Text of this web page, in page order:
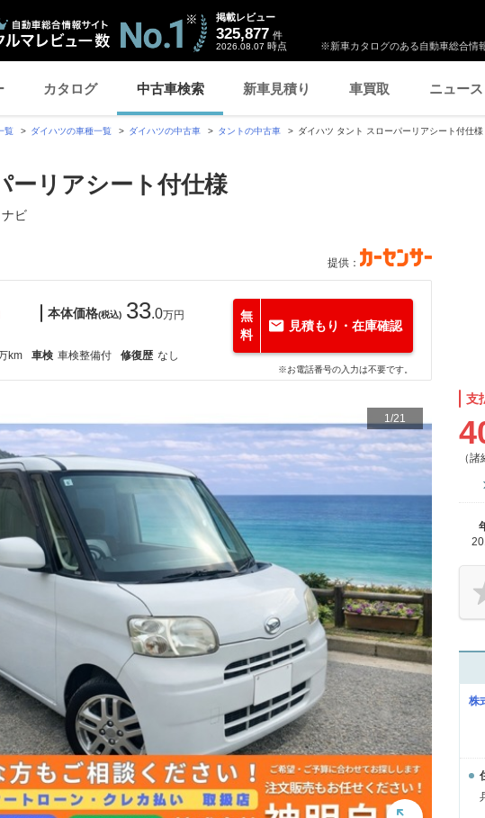
※新車カタログのある自動車総合情
掲載レビュー
325,877 件
2026.08.07 時点
カタログ 中古車検索 新車見積り 車買取 ニュース
覧 ダイハツの車種一覧 ダイハツの中古車 タントの中古車 ダイハツ タント スローパーリアシート付
ーリアシート付仕様
ビ
提供：
本体価格(税込) 33.0万円
km 車検 車検整備付 修復歴 なし
無
料
見積もり・在庫確認
※お電話番号の入力は不要です。
1/21
支
（
株